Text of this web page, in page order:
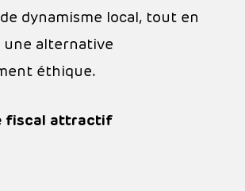
dynamisme local, tout en
alternative
éthique.
fiscal attractif